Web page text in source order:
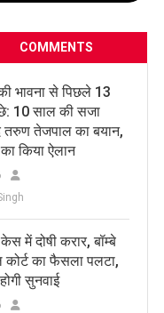
COMMENTS
भावना से पिछले 13
10 साल की सजा
तरुण तेजपाल का बयान,
किया ऐलान
में दोषी करार, बॉम्बे
कोर्ट का फैसला पलटा,
सुनवाई